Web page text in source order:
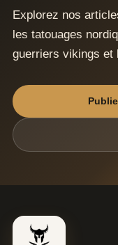
Explorez nos
les tatouages
guerriers vikings et